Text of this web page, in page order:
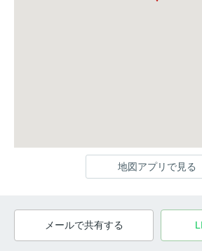
地図アプリで見る
メールで共有する